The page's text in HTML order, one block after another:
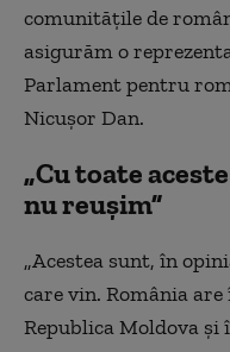
comunitățile de
asigurăm o
Parlament pentru
Nicușor Dan.
„Cu toate
nu reușim”
„Acestea sunt, în
care vin. România
Republica Moldova